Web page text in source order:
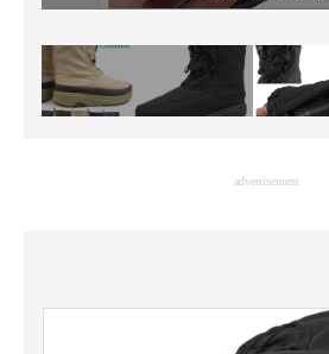
advertisement